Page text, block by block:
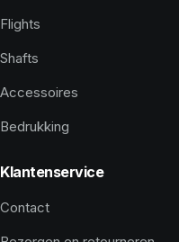
Flights
Shafts
Accessoires
Bedrukking
Klantenservice
Contact